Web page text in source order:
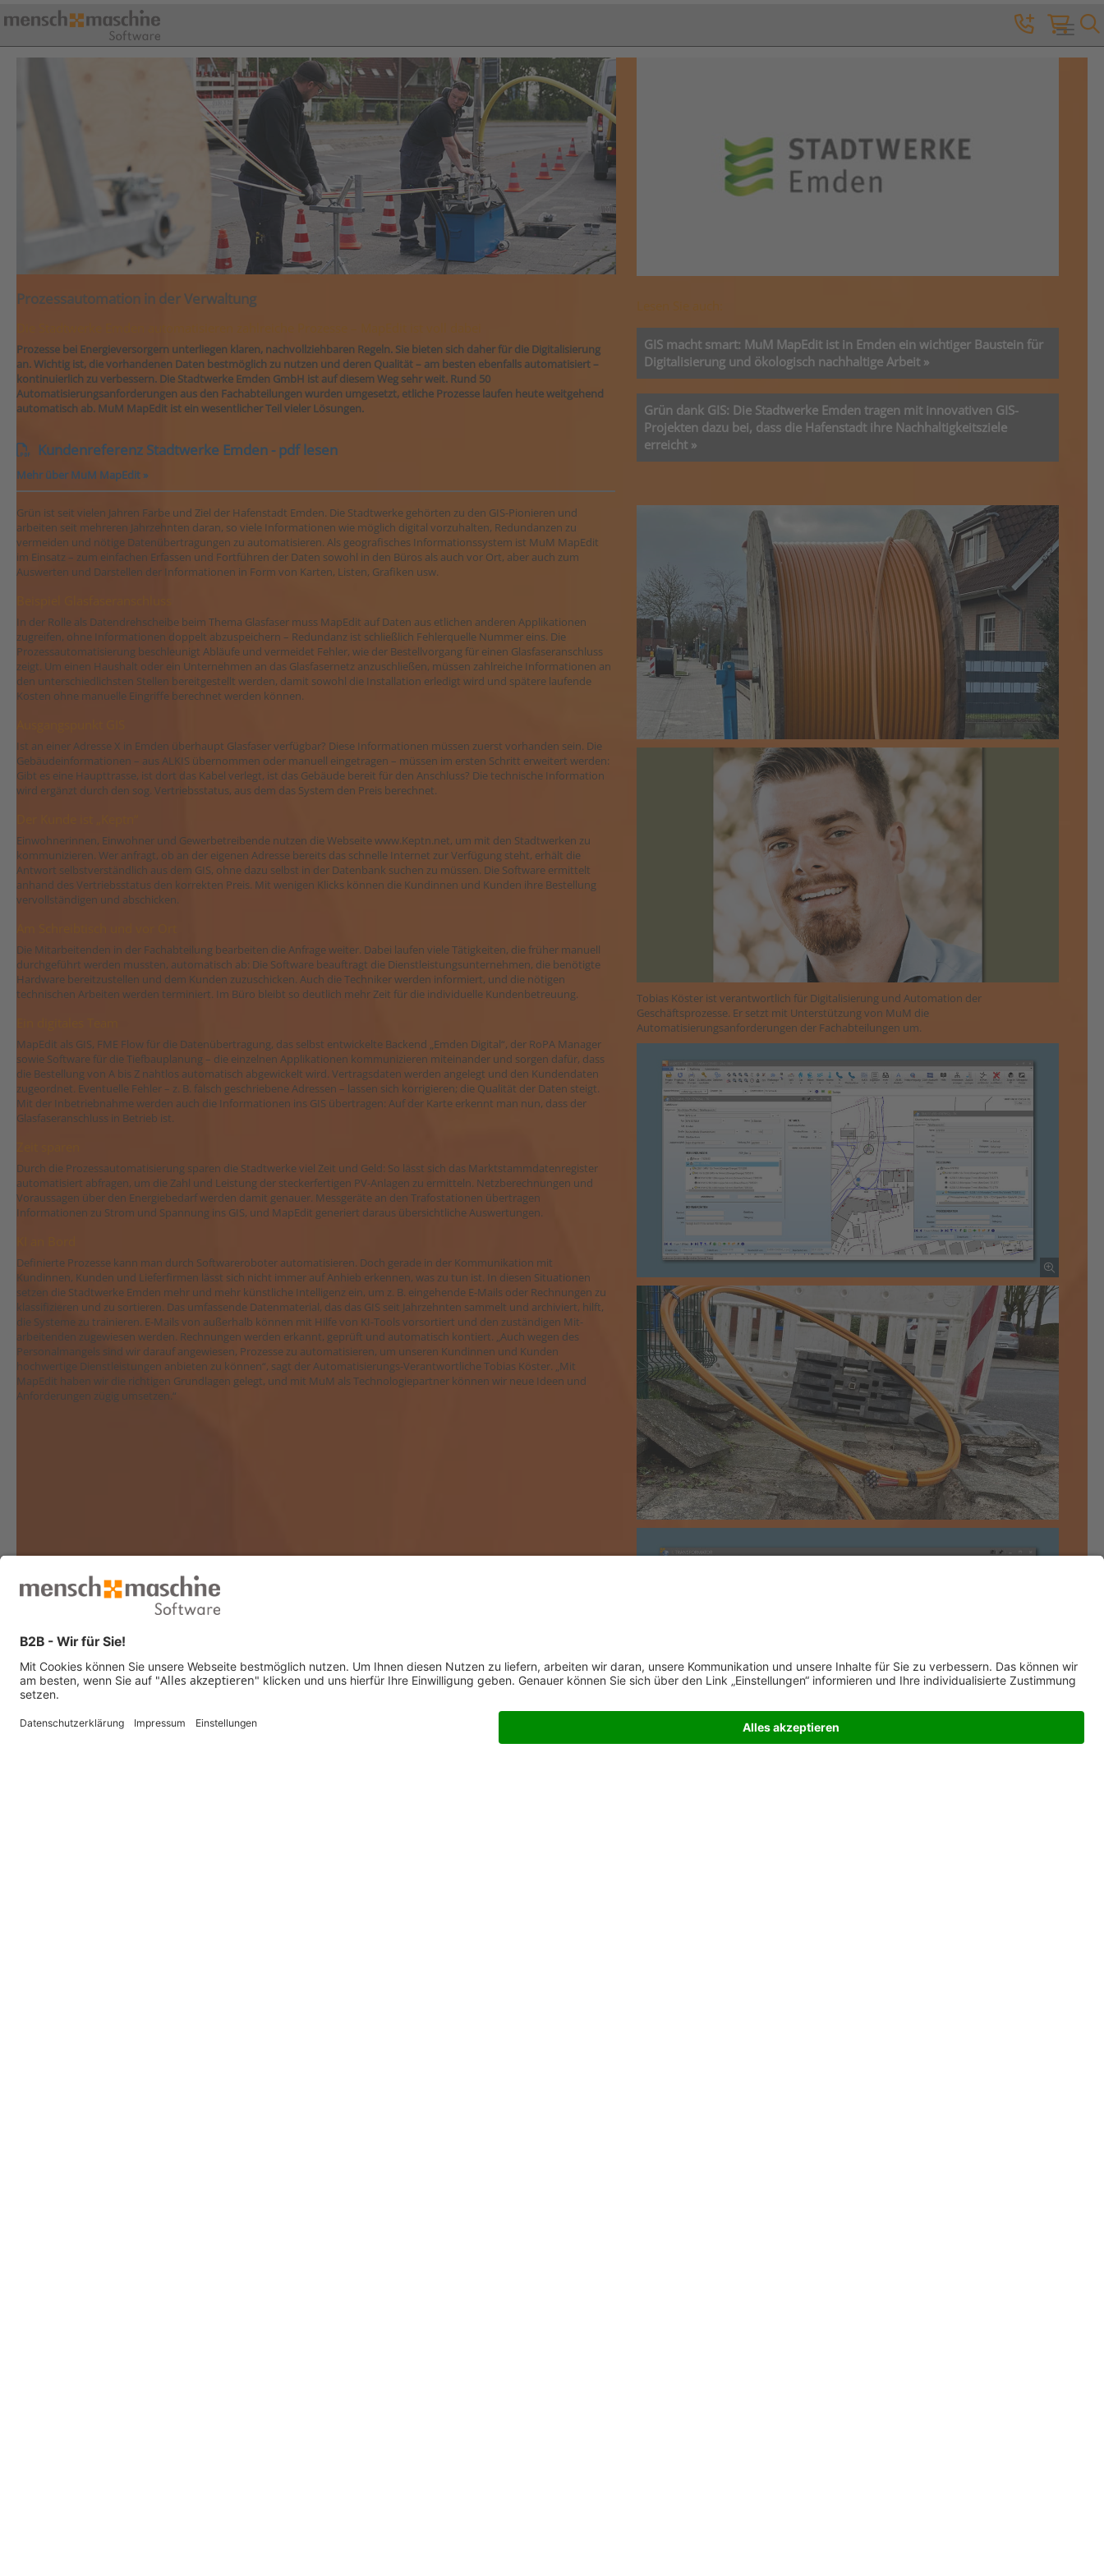
Toggle
Prozessautomation in der Verwaltung
Prozesse bei Energieversorgern unterliegen klaren, nachvollziehbaren Regeln. Sie bieten sich daher für die Digitalisierung
an. Wichtig ist, die vorhandenen Daten bestmöglich zu nutzen und deren Qualität – am besten ebenfalls automatisiert –
kontinuierlich zu verbessern. Die Stadtwerke Emden GmbH ist auf diesem Weg sehr weit. Rund 50
Automatisierungsanforderungen aus den Fachabteilungen wurden umgesetzt, etliche Prozesse laufen heute weitgehend
automatisch ab. MuM MapEdit ist ein wesentlicher Teil vieler Lösungen.
Kundenreferenz Stadtwerke Emden - pdf lesen
Mehr über MuM MapEdit »
GIS macht smart: MuM MapEdit ist in Emden ein wichtiger Baustein für
Digitalisierung und ökologisch nachhaltige Arbeit »
Grün dank GIS: Die Stadtwerke Emden tragen mit innovativen GIS-
Projekten dazu bei, dass die Hafenstadt ihre Nachhaltigkeitsziele
erreicht »
Grün ist seit vielen Jahren Farbe und Ziel der Hafenstadt Emden. Die Stadtwerke gehörten zu den GIS-Pionieren und
arbeiten seit mehreren Jahrzehnten daran, so viele Informationen wie möglich digital vorzuhalten, Redundanzen zu
vermeiden und nötige Datenübertragungen zu automatisieren. Als geografisches Informationssystem ist MuM MapEdit
im Einsatz – zum einfachen Erfassen und Fortführen der Daten sowohl in den Büros als auch vor Ort, aber auch zum
Auswerten und Darstellen der Informationen in Form von Karten, Listen, Grafiken usw.
In der Rolle als Datendrehscheibe beim Thema Glasfaser muss MapEdit auf Daten aus etlichen anderen Applikationen
zugreifen, ohne Informationen doppelt abzuspeichern – Redundanz ist schließlich Fehlerquelle Nummer eins. Die
Prozessautomatisierung beschleunigt Abläufe und vermeidet Fehler, wie der Bestellvorgang für einen Glasfaseranschluss
zeigt. Um einen Haushalt oder ein Unternehmen an das Glasfasernetz anzuschließen, müssen zahlreiche Informationen an
den unterschiedlichsten Stellen bereitgestellt werden, damit sowohl die Installation erledigt wird und spätere laufende
Kosten ohne manuelle Eingriffe berechnet werden können.
Ist an einer Adresse X in Emden überhaupt Glasfaser verfügbar? Diese Informationen müssen zuerst vorhanden sein. Die
Gebäudeinformationen – aus ALKIS übernommen oder manuell eingetragen – müssen im ersten Schritt erweitert werden:
Gibt es eine Haupttrasse, ist dort das Kabel verlegt, ist das Gebäude bereit für den Anschluss? Die technische Information
wird ergänzt durch den sog. Vertriebsstatus, aus dem das System den Preis berechnet.
Einwohnerinnen, Einwohner und Gewerbetreibende nutzen die Webseite www.Keptn.net, um mit den Stadtwerken zu
kommunizieren. Wer anfragt, ob an der eigenen Adresse bereits das schnelle Internet zur Verfügung steht, erhält die
Antwort selbstverständlich aus dem GIS, ohne dazu selbst in der Datenbank suchen zu müssen. Die Software ermittelt
anhand des Vertriebsstatus den korrekten Preis. Mit wenigen Klicks können die Kundinnen und Kunden ihre Bestellung
vervollständigen und abschicken.
Die Mitarbeitenden in der Fachabteilung bearbeiten die Anfrage weiter. Dabei laufen viele Tätigkeiten, die früher manuell
durchgeführt werden mussten, automatisch ab: Die Software beauftragt die Dienstleistungsunternehmen, die benötigte
Hardware bereitzustellen und dem Kunden zuzuschicken. Auch die Techniker werden informiert, und die nötigen
technischen Arbeiten werden terminiert. Im Büro bleibt so deutlich mehr Zeit für die individuelle Kundenbetreuung.
MapEdit als GIS, FME Flow für die Datenübertragung, das selbst entwickelte Backend „Emden Digital“, der RoPA Manager
sowie Software für die Tiefbauplanung – die einzelnen Applikationen kommunizieren miteinander und sorgen dafür, dass
die Bestellung von A bis Z nahtlos automatisch abgewickelt wird. Vertragsdaten werden angelegt und den Kundendaten
zugeordnet. Eventuelle Fehler – z. B. falsch geschriebene Adressen – lassen sich korrigieren; die Qualität der Daten steigt.
Mit der Inbetriebnahme werden auch die Informationen ins GIS übertragen: Auf der Karte erkennt man nun, dass der
Glasfaseranschluss in Betrieb ist.
Durch die Prozessautomatisierung sparen die Stadtwerke viel Zeit und Geld: So lässt sich das Marktstammdatenregister
automatisiert abfragen, um die Zahl und Leistung der steckerfertigen PV-Anlagen zu ermitteln. Netzberechnungen und
Voraussagen über den Energiebedarf werden damit genauer. Messgeräte an den Trafostationen übertragen
Informationen zu Strom und Spannung ins GIS, und MapEdit generiert daraus übersichtliche Auswertungen.
Definierte Prozesse kann man durch Softwareroboter automatisieren. Doch gerade in der Kommunikation mit
Kundinnen, Kunden und Lieferfirmen lässt sich nicht immer auf Anhieb erkennen, was zu tun ist. In diesen Situationen
setzen die Stadtwerke Emden mehr und mehr künstliche Intelligenz ein, um z. B. eingehende E-Mails oder Rechnungen zu
klassifizieren und zu sortieren. Das umfassende Datenmaterial, das das GIS seit Jahrzehnten sammelt und archiviert, hilft,
die Systeme zu trainieren. E-Mails von außerhalb können mit Hilfe von KI-Tools vorsortiert und den zuständigen Mit-
arbeitenden zugewiesen werden. Rechnungen werden erkannt, geprüft und automatisch kontiert. „Auch wegen des
Personalmangels sind wir darauf angewiesen, Prozesse zu automatisieren, um unseren Kundinnen und Kunden
hochwertige Dienstleistungen anbieten zu können“, sagt der Automatisierungs-Verantwortliche Tobias Köster. „Mit
MapEdit haben wir die richtigen Grundlagen gelegt, und mit MuM als Technologiepartner können wir neue Ideen und
Anforderungen zügig umsetzen.“
Tobias Köster ist verantwortlich für Digitalisierung und Automation der
Geschäftsprozesse. Er setzt mit Unterstützung von MuM die
Automatisierungsanforderungen der Fachabteilungen um.